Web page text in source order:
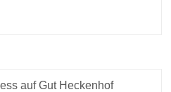
auf Gut Heckenhof